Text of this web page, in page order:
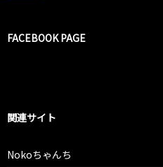
FACEBOOK PAGE
関連サイト
Nokoちゃんち